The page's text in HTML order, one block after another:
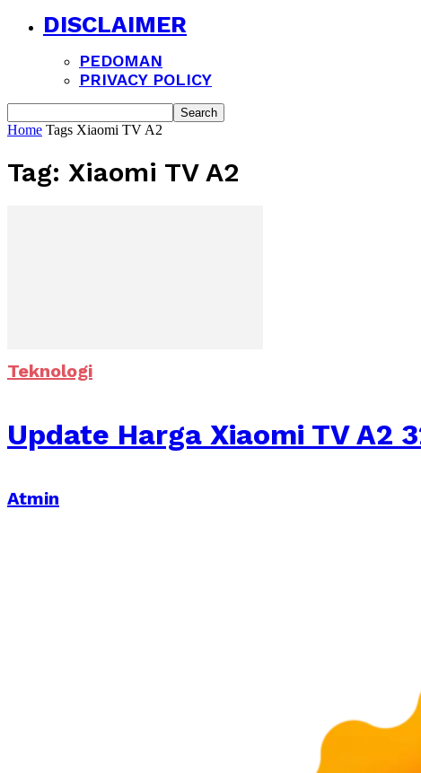
DISCLAIMER
PEDOMAN
PRIVACY POLICY
Home Tags Xiaomi TV A2
Tag: Xiaomi TV A2
Teknologi
Update Harga Xiaomi TV A2
Atmin